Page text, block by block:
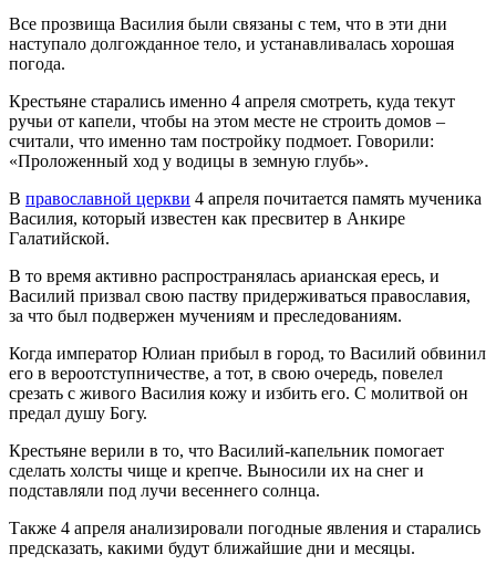
Все прозвища Василия были связаны с тем, что в эти дни
наступало долгожданное тело, и устанавливалась хорошая
погода.
Крестьяне старались именно 4 апреля смотреть, куда текут
ручьи от капели, чтобы на этом месте не строить домов –
считали, что именно там постройку подмоет. Говорили:
«Проложенный ход у водицы в земную глубь».
В православной церкви 4 апреля почитается память мученика
Василия, который известен как пресвитер в Анкире
Галатийской.
В то время активно распространялась арианская ересь, и
Василий призвал свою паству придерживаться православия,
за что был подвержен мучениям и преследованиям.
Когда император Юлиан прибыл в город, то Василий обвинил
его в вероотступничестве, а тот, в свою очередь, повелел
срезать с живого Василия кожу и избить его. С молитвой он
предал душу Богу.
Крестьяне верили в то, что Василий-капельник помогает
сделать холсты чище и крепче. Выносили их на снег и
подставляли под лучи весеннего солнца.
Также 4 апреля анализировали погодные явления и старались
предсказать, какими будут ближайшие дни и месяцы.